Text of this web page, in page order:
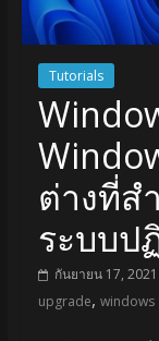
Tutorials
ต่างที่ส
ระบบป
กันยายน 17, 2021
upgrade, windows